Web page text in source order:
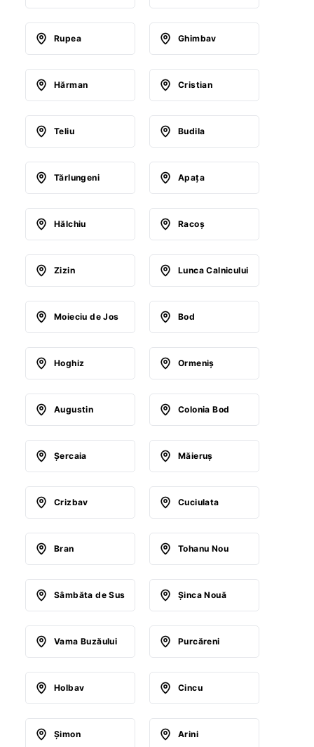
Rupea Ghimbav
Hărman Cristian
Teliu Budila
Tărlungeni Apaţa
Hălchiu Racoş
Zizin Lunca Calnicului
Moieciu de Jos Bod
Hoghiz Ormeniş
Augustin Colonia Bod
Şercaia Măieruş
Crizbav Cuciulata
Bran Tohanu Nou
Sâmbăta de Sus Şinca Nouă
Vama Buzăului Purcăreni
Holbav Cincu
Şimon Arini